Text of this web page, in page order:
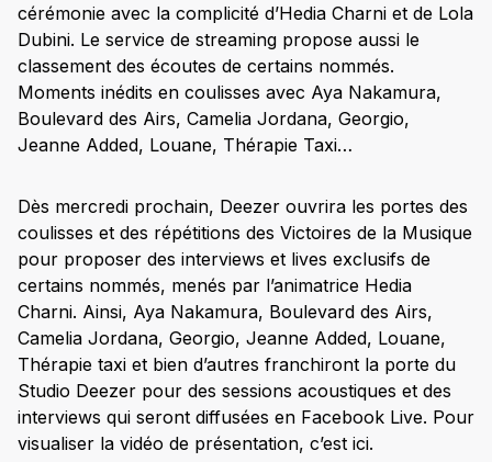
cérémonie avec la complicité d’Hedia Charni et de Lola
Dubini. Le service de streaming propose aussi le
classement des écoutes de certains nommés.
Moments inédits en coulisses avec Aya Nakamura,
Boulevard des Airs, Camelia Jordana, Georgio,
Jeanne Added, Louane, Thérapie Taxi…
Dès mercredi prochain, Deezer ouvrira les portes des
coulisses et des répétitions des Victoires de la Musique
pour proposer des interviews et lives exclusifs de
certains nommés, menés par l’animatrice Hedia
Charni. Ainsi, Aya Nakamura, Boulevard des Airs,
Camelia Jordana, Georgio, Jeanne Added, Louane,
Thérapie taxi et bien d’autres franchiront la porte du
Studio Deezer pour des sessions acoustiques et des
interviews qui seront diffusées en Facebook Live. Pour
visualiser la vidéo de présentation, c’est ici.